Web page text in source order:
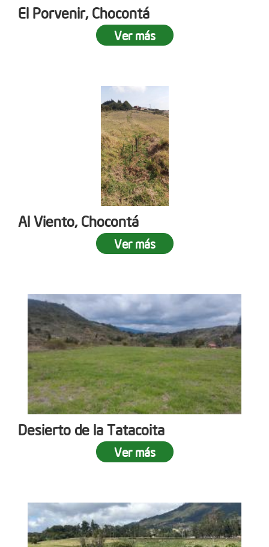
El Porvenir, Chocontá
Ver más
Al Viento, Chocontá
Ver más
Desierto de la Tatacoita
Ver más